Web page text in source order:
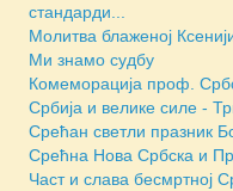
стандарди...
Молитва блаженој
Ми знамо судбу
Комеморација проф.
Србија и велике силе -
Срећан светли празник
Срећна Нова Србска и
Част и слава бесмртној